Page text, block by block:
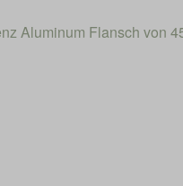
Aluminum Flansch von